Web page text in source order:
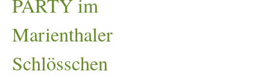
PARTY im
Marienthaler
Schlösschen